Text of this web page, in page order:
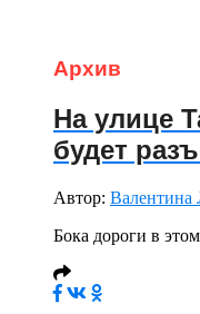
Архив
На улице
будет
Автор: Валентина
Бока дороги в